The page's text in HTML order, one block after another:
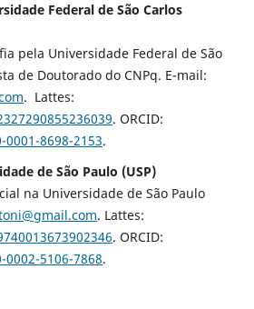
Federal de São Carlos
pela Universidade Federal de São
de Doutorado do CNPq. E-mail:
. Lattes:
. ORCID:
8698-2153.
de São Paulo (USP)
na Universidade de São Paulo
. Lattes:
. ORCID:
5106-7868.